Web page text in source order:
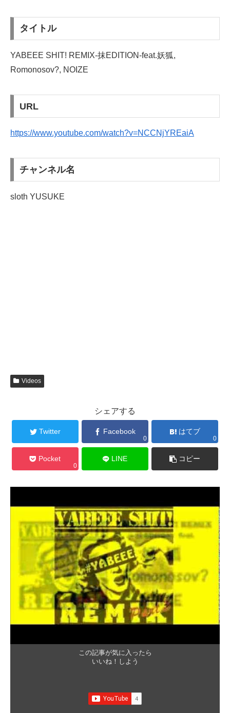
タイトル
YABEEE SHIT! REMIX-抹EDITION-feat.妖狐,
Romonosov?, NOIZE
URL
https://www.youtube.com/watch?v=NCCNjYREaiA
チャンネル名
sloth YUSUKE
Videos
シェアする
Twitter Facebook
0
はてブ
0
Pocket
0
LINE コピー
この記事が気に入ったら
いいね！しよう